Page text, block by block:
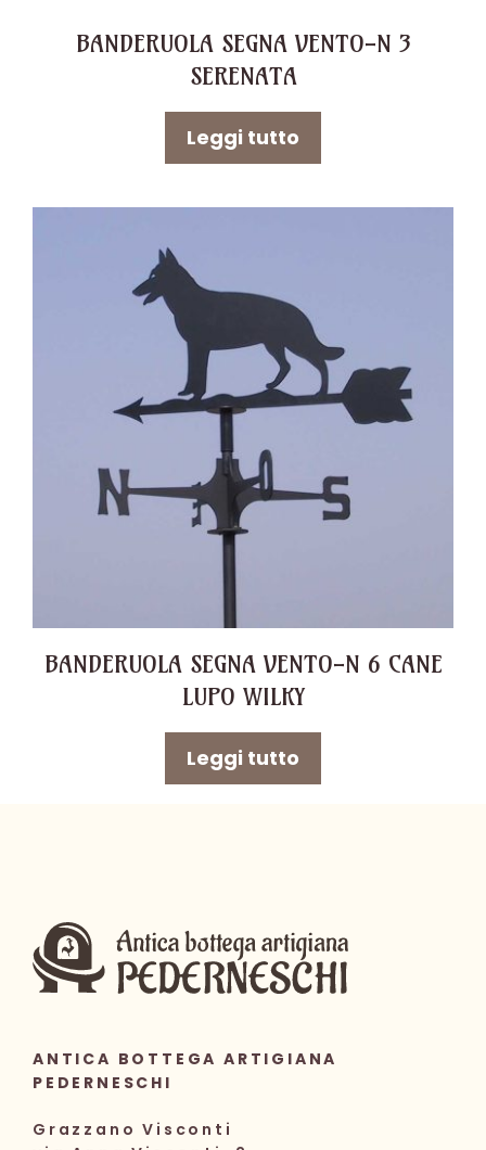
BANDERUOLA SEGNA VENTO-N 3
SERENATA
Leggi tutto
BANDERUOLA SEGNA VENTO-N 6 CANE
LUPO WILKY
Leggi tutto
ANTICA BOTTEGA ARTIGIANA
PEDERNESCHI
Grazzano Visconti